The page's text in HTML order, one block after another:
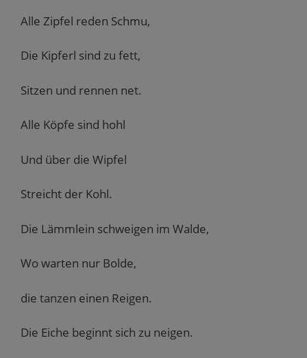
Alle Zipfel reden Schmu,
Die Kipferl sind zu fett,
Sitzen und rennen net.
Alle Köpfe sind hohl
Und über die Wipfel
Streicht der Kohl.
Die Lämmlein schweigen im Walde,
Wo warten nur Bolde,
die tanzen einen Reigen.
Die Eiche beginnt sich zu neigen.